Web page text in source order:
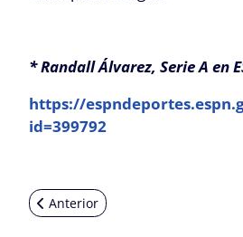
* Randall Álvarez, Serie A en
https://
id=399792
Artículo anterior: UEFA
Anterior